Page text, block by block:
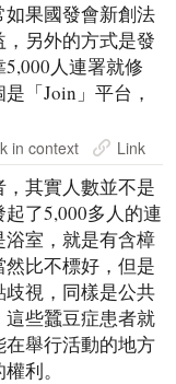
果國發會新創法
另外的方式是發
人連署就修
「Join」平台，
in context Link
其實人數並不是
了5,000多人的連
室，就是有含樟
比不標好，但是
視，同樣是公共
些蠶豆症患者就
舉行活動的地方
利。